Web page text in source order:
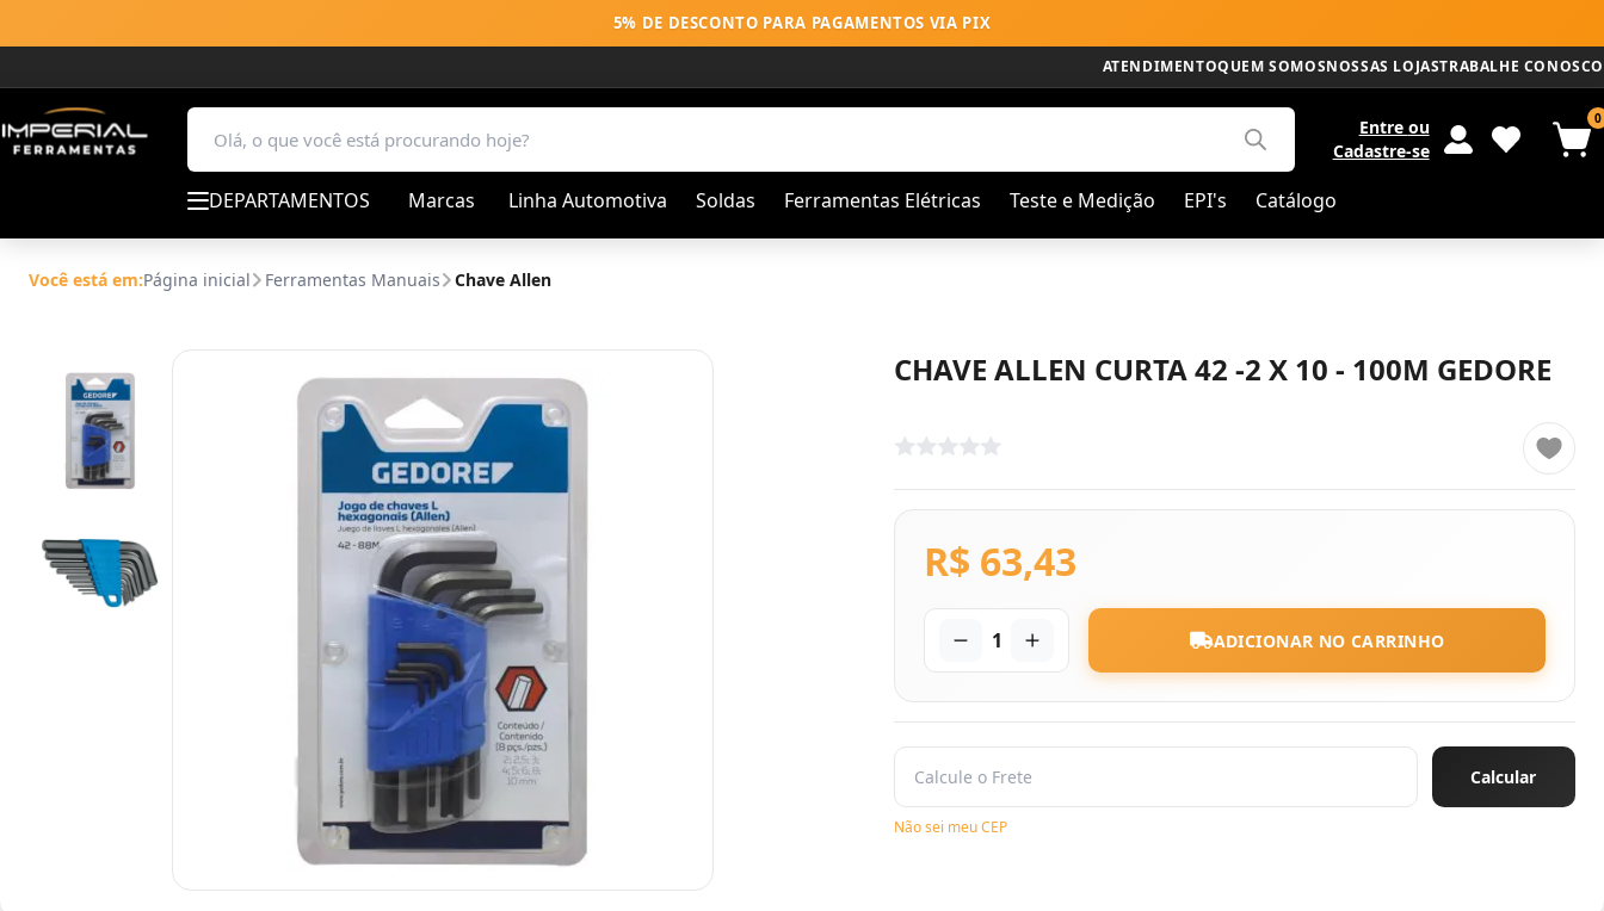
5% DE DESCONTO PARA PAGAMENTOS VIA PIX
ATENDIMENTOQUEM SOMOSNOSSAS LOJASTRABALHE CONOSCO
DEPARTAMENTOS Marcas Linha Automotiva Soldas Ferramentas Elétricas Teste e Medição EPI's Catálogo
Entre ou
Cadastre-se
0
Você está em:Página inicial Ferramentas Manuais Chave Allen
CHAVE ALLEN CURTA 42 -2 X 10 - 100M GEDORE
R$ 63,43
1 ADICIONAR NO CARRINHO
Não sei meu CEP